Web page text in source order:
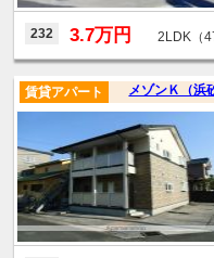
232 3.7万円 2LDK（
メゾンＫ（浜
賃貸アパート